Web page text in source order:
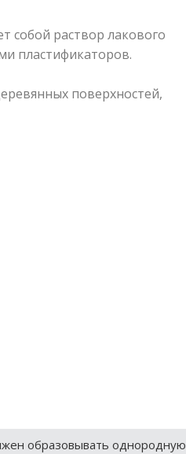
собой раствор лакового
пластификаторов.
поверхностей,
образовывать однородную